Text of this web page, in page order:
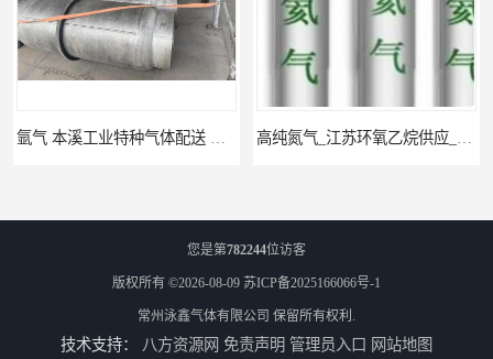
您是第782244位访客
版权所有 ©2026-08-09 苏ICP备2025166066号-1
常州泳鑫气体有限公司 保留所有权利.
技术支持： 八方资源网 免责声明 管理员入口 网站地图